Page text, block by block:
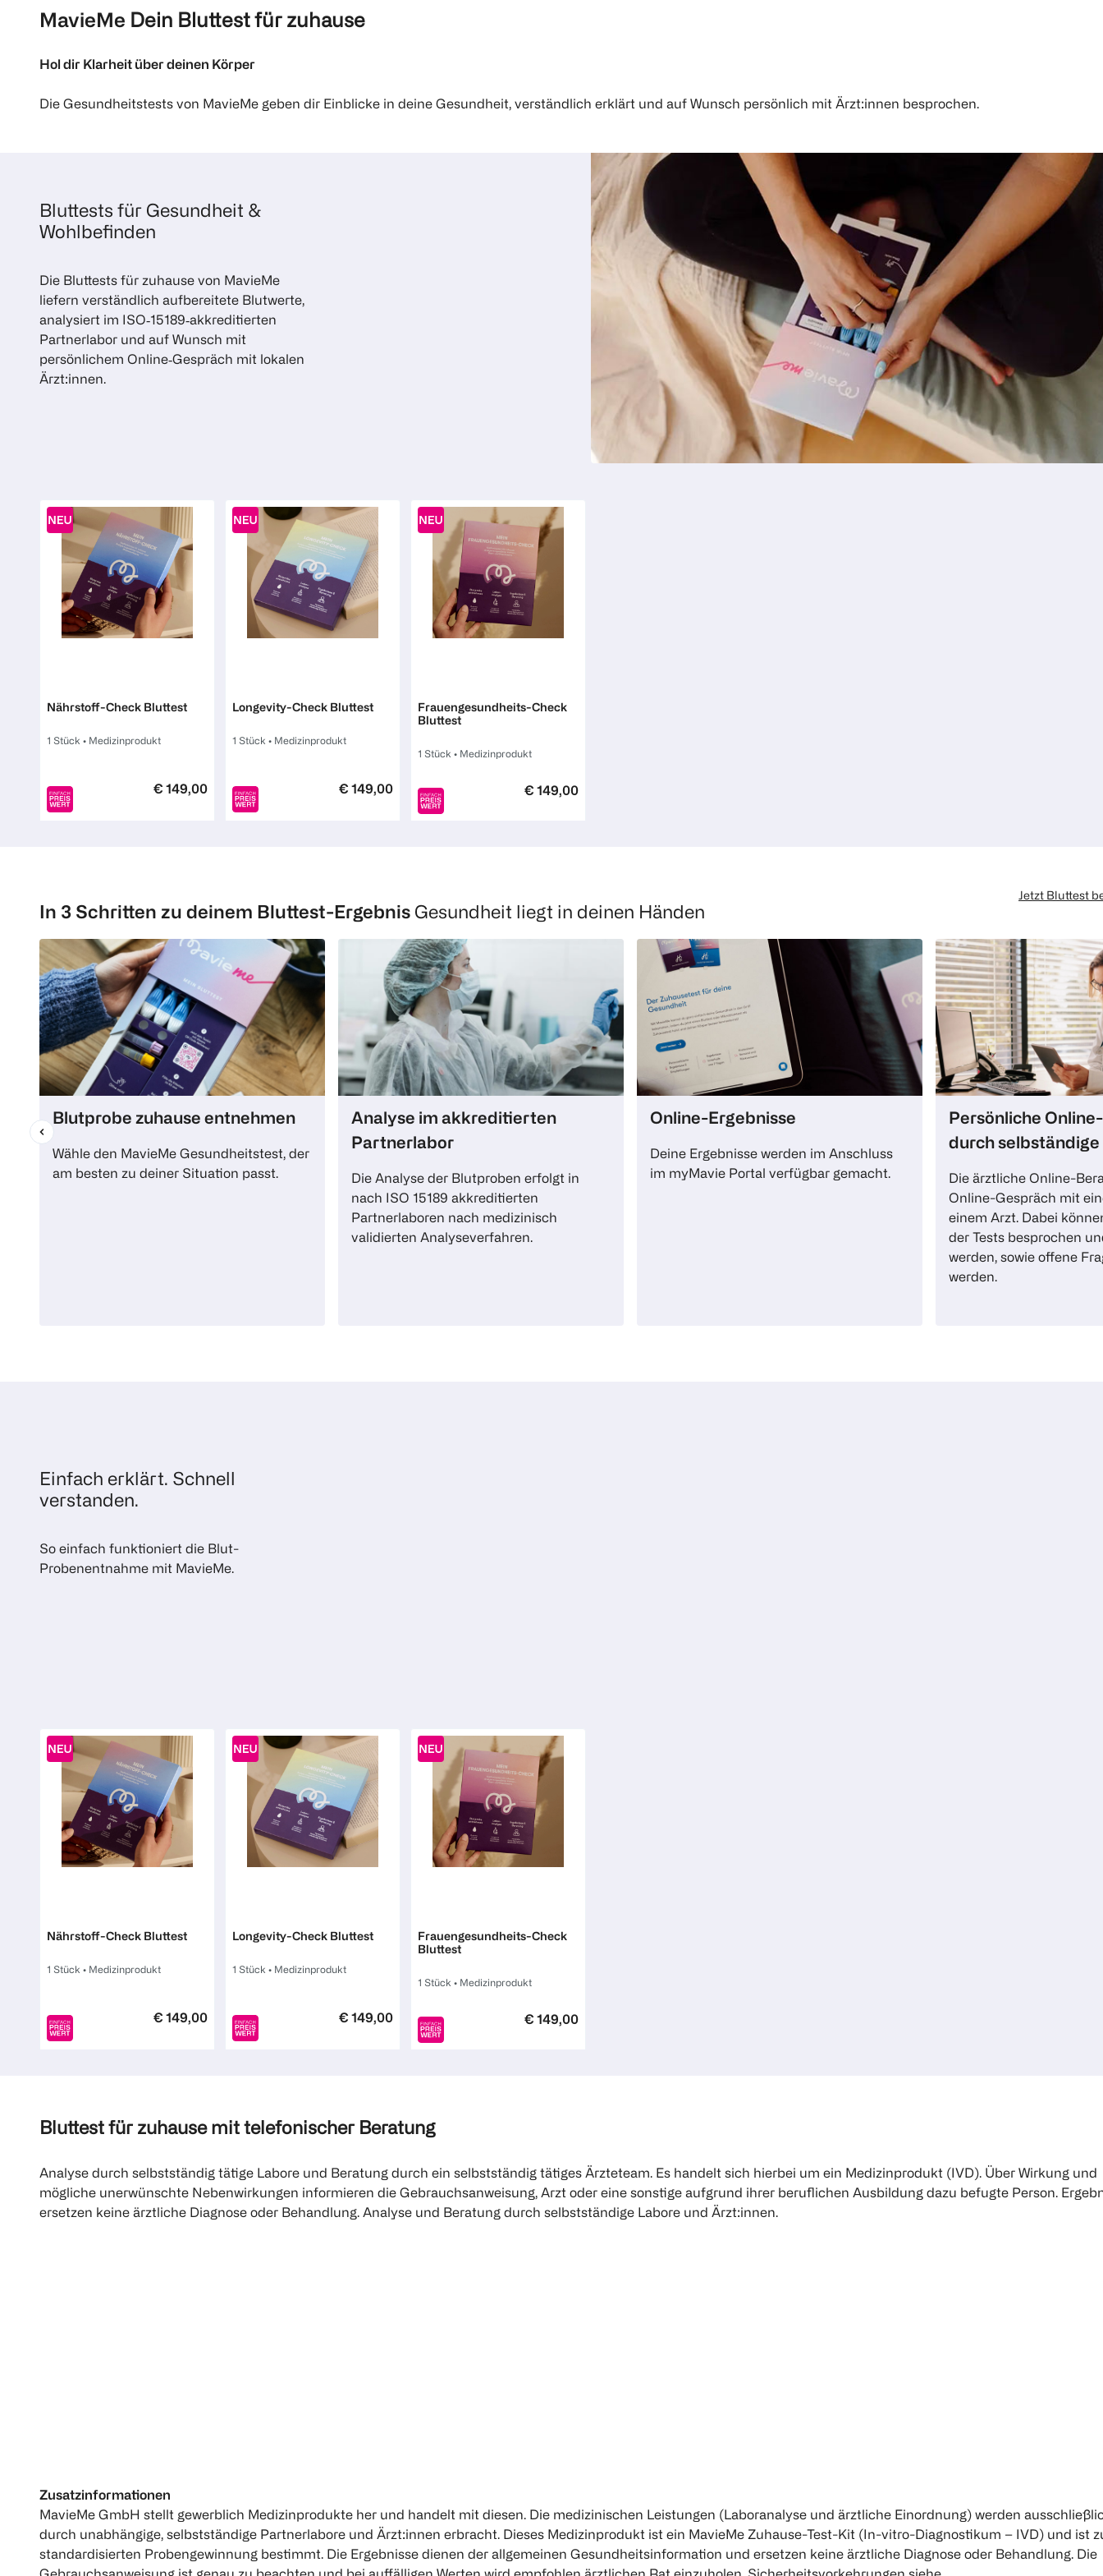
MavieMe Dein Bluttest für zuhause
Hol dir Klarheit über deinen Körper
Die Gesundheitstests von MavieMe geben dir Einblicke in deine Gesundheit, verständlich erklärt und auf Wunsch persönlich mit Ärzt:innen besprochen.
Bluttests für Gesundheit &
Wohlbefinden
Die Bluttests für zuhause von MavieMe
liefern verständlich aufbereitete Blutwerte,
analysiert im ISO‑15189‑akkreditierten
Partnerlabor und auf Wunsch mit
persönlichem Online‑Gespräch mit lokalen
Ärzt:innen.
Nährstoff-Check Bluttest
1 Stück • Medizinprodukt
€ 149,00
Longevity-Check Bluttest
1 Stück • Medizinprodukt
€ 149,00
Frauengesundheits-Check
Bluttest
1 Stück • Medizinprodukt
€ 149,00
In 3 Schritten zu deinem Bluttest-Ergebnis Gesundheit liegt in deinen Händen
Jetzt Bluttest
Blutprobe zuhause entnehmen
Wähle den MavieMe Gesundheitstest, der
am besten zu deiner Situation passt.
Analyse im akkreditierten
Partnerlabor
Die Analyse der Blutproben erfolgt in
nach ISO 15189 akkreditierten
Partnerlaboren nach medizinisch
validierten Analyseverfahren.
Online-Ergebnisse
Deine Ergebnisse werden im Anschluss
im myMavie Portal verfügbar gemacht.
Persönliche
durch
Die ärztliche Online-
Online-Gespräch mit
einem Arzt. Dabei
der Tests besprochen
werden, sowie offene
werden.
Einfach erklärt. Schnell
verstanden.
So einfach funktioniert die Blut-
Probenentnahme mit MavieMe.
Nährstoff-Check Bluttest
1 Stück • Medizinprodukt
€ 149,00
Longevity-Check Bluttest
1 Stück • Medizinprodukt
€ 149,00
Frauengesundheits-Check
Bluttest
1 Stück • Medizinprodukt
€ 149,00
Bluttest für zuhause mit telefonischer Beratung
Analyse durch selbstständig tätige Labore und Beratung durch ein selbstständig tätiges Ärzteteam. Es handelt sich hierbei um ein Medizinprodukt (IVD). Über Wirkung und
mögliche unerwünschte Nebenwirkungen informieren die Gebrauchsanweisung, Arzt oder eine sonstige aufgrund ihrer beruflichen Ausbildung dazu befugte Person.
ersetzen keine ärztliche Diagnose oder Behandlung. Analyse und Beratung durch selbstständige Labore und Ärzt:innen.
Zusatzinformationen
MavieMe GmbH stellt gewerblich Medizinprodukte her und handelt mit diesen. Die medizinischen Leistungen (Laboranalyse und ärztliche Einordnung) werden
durch unabhängige, selbstständige Partnerlabore und Ärzt:innen erbracht. Dieses Medizinprodukt ist ein MavieMe Zuhause-Test-Kit (In-vitro-Diagnostikum – IVD) und ist
standardisierten Probengewinnung bestimmt. Die Ergebnisse dienen der allgemeinen Gesundheitsinformation und ersetzen keine ärztliche Diagnose oder Behandlung. Die